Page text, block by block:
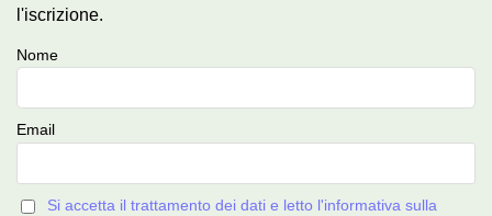
l'iscrizione.
Nome
Email
Si accetta il trattamento dei dati e letto l'informativa sulla